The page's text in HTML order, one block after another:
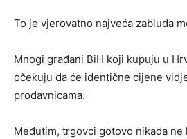
To je vjerovatno najveća zabluda
Mnogi građani BiH koji kupuju u
očekuju da će identične cijene
prodavnicama.
Međutim, trgovci gotovo nikada